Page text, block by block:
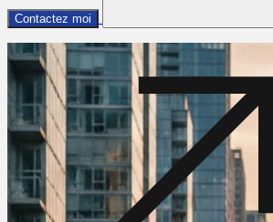
Contactez moi